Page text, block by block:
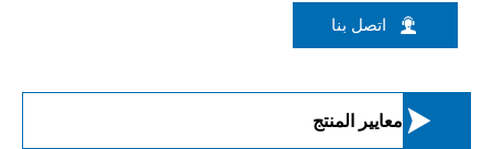
 اتصل بنا
 معايير المنتج